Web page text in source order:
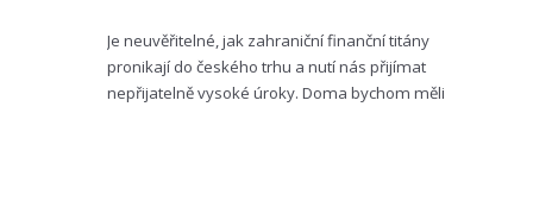
Je neuvěřitelné, jak zahraniční finanční titány
pronikají do českého trhu a nutí nás přijímat
nepřijatelně vysoké úroky. Doma bychom měli